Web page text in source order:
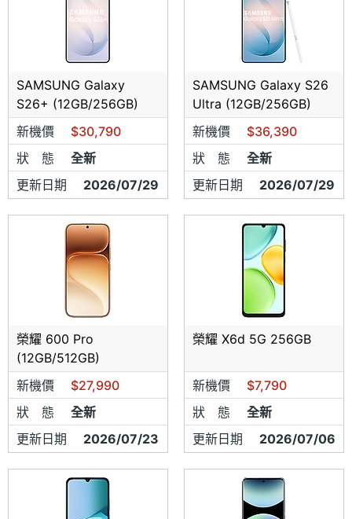
SAMSUNG Galaxy
S26+ (12GB/256GB)
新機價
$30,790
狀 態
全新
更新日期
2026/07/29
SAMSUNG Galaxy S26
Ultra (12GB/256GB)
新機價
$36,390
狀 態
全新
更新日期
2026/07/29
榮耀 600 Pro
(12GB/512GB)
新機價
$27,990
狀 態
全新
更新日期
2026/07/23
榮耀 X6d 5G 256GB
新機價
$7,790
狀 態
全新
更新日期
2026/07/06